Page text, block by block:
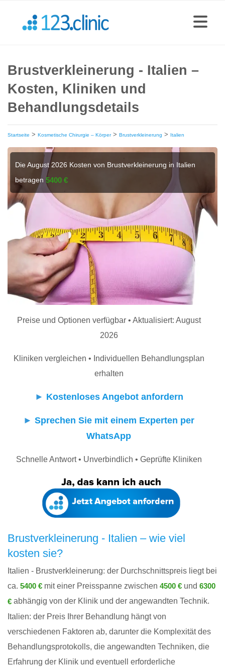
Brustverkleinerung - Italien –
Kosten, Kliniken und
Behandlungsdetails
Startseite > Kosmetische Chirurgie – Körper> Brustverkleinerung > Italien
Die August 2026 Kosten von Brustverkleinerung in Italien
betragen5400 €
Preise und Optionen verfügbar • Aktualisiert: August
2026
Kliniken vergleichen • Individuellen Behandlungsplan
erhalten
► Kostenloses Angebot anfordern
► Sprechen Sie mit einem Experten per
WhatsApp
Schnelle Antwort • Unverbindlich • Geprüfte Kliniken
Brustverkleinerung - Italien – wie viel
kosten sie?
Italien - Brustverkleinerung: der Durchschnittspreis liegt bei
ca. 5400 € mit einer Preisspanne zwischen 4500 € und 6300
€ abhängig von der Klinik und der angewandten Technik.
Italien: der Preis Ihrer Behandlung hängt von
verschiedenen Faktoren ab, darunter die Komplexität des
Behandlungsprotokolls, die angewandten Techniken, die
Erfahrung der Klinik und eventuell erforderliche